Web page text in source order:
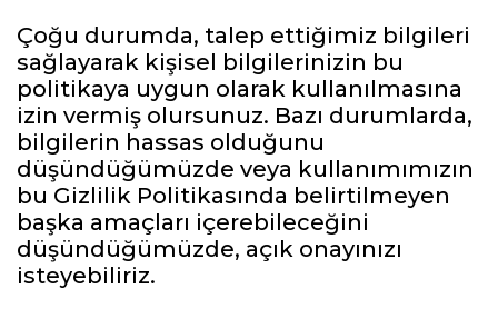
Çoğu durumda, talep ettiğimiz bilgileri
sağlayarak kişisel bilgilerinizin bu
politikaya uygun olarak kullanılmasına
izin vermiş olursunuz. Bazı durumlarda,
bilgilerin hassas olduğunu
düşündüğümüzde veya kullanımımızın
bu Gizlilik Politikasında belirtilmeyen
başka amaçları içerebileceğini
düşündüğümüzde, açık onayınızı
isteyebiliriz.